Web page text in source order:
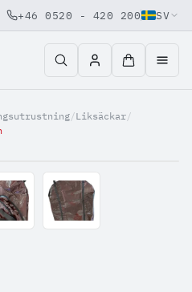
+46 0520 - 420 200 SV
/Liksäckar/